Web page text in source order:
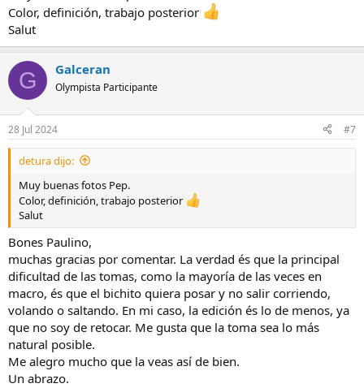
Color, definición, trabajo posterior
Salut
G Galceran
Olympista Participante
28 Jul 2024 #7
detura dijo:
Muy buenas fotos Pep.
Color, definición, trabajo posterior
Salut
Bones Paulino,
muchas gracias por comentar. La verdad és que la principal
dificultad de las tomas, como la mayoría de las veces en
macro, és que el bichito quiera posar y no salir corriendo,
volando o saltando. En mi caso, la edición és lo de menos, ya
que no soy de retocar. Me gusta que la toma sea lo más
natural posible.
Me alegro mucho que la veas así de bien.
Un abrazo.